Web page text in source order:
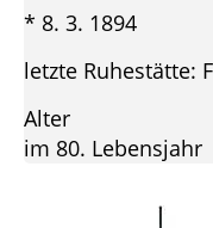
* 8. 3.
letzte Ruhestätte:
Alter
im 80. Lebensjahr